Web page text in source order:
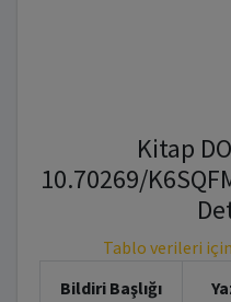
Kitap
10.70269/
Tablo verileri için
Bildiri Başlığı